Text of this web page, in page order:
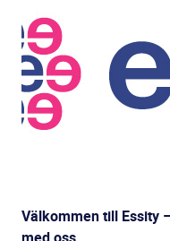
Välkommen till Essity